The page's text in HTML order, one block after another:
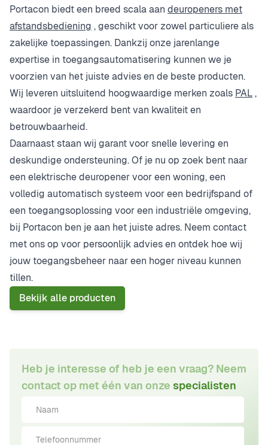
Portacon biedt een breed scala aan deuropeners met
afstandsbediening , geschikt voor zowel particuliere als
zakelijke toepassingen. Dankzij onze jarenlange
expertise in toegangsautomatisering kunnen we je
voorzien van het juiste advies en de beste producten.
Wij leveren uitsluitend hoogwaardige merken zoals PAL,
waardoor je verzekerd bent van kwaliteit en
betrouwbaarheid.
Daarnaast staan wij garant voor snelle levering en
deskundige ondersteuning. Of je nu op zoek bent naar
een elektrische deuropener voor een woning, een
volledig automatisch systeem voor een bedrijfspand of
een toegangsoplossing voor een industriële omgeving,
bij Portacon ben je aan het juiste adres. Neem contact
met ons op voor persoonlijk advies en ontdek hoe wij
jouw toegangsbeheer naar een hoger niveau kunnen
tillen.
Bekijk alle producten
Heb je interesse of heb je een vraag? Neem
contact op met één van onze specialisten